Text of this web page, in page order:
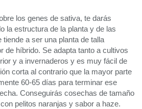
los genes de sativa, te darás
la estructura de la planta y de las
a ser una planta de talla
de híbrido. Se adapta tanto a cultivos
y a invernaderos y es muy fácil de
corta al contrario que la mayor parte
60-65 días para terminar ese
Conseguirás cosechas de tamaño
pelitos naranjas y sabor a haze.